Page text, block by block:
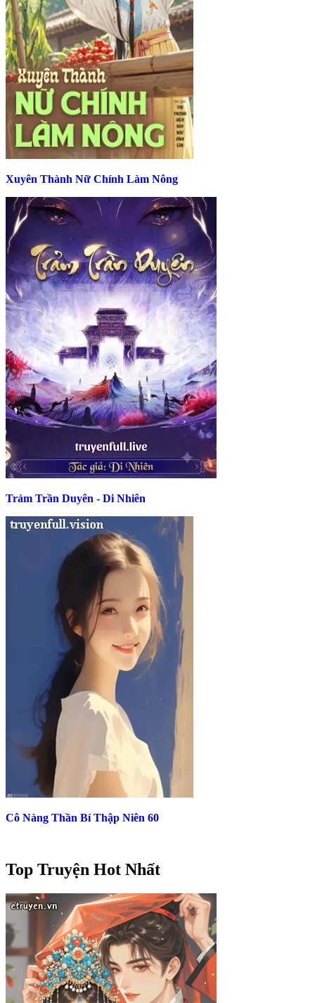
Xuyên Thành Nữ Chính Làm Nông
Trảm Trần Duyên - Di Nhiên
Cô Nàng Thần Bí Thập Niên 60
Top Truyện Hot Nhất